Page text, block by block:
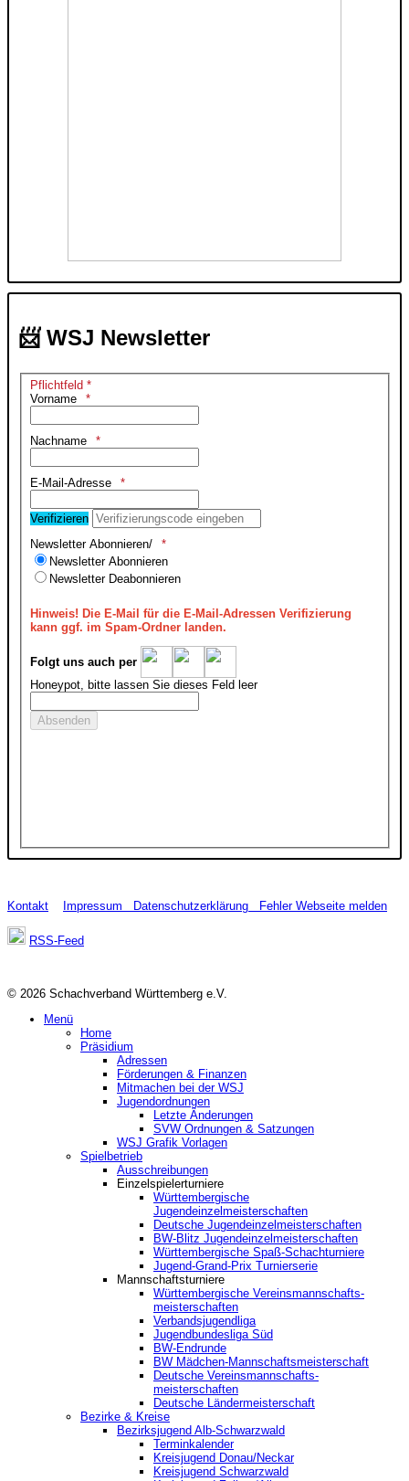
📨 WSJ Newsletter
Pflichtfeld *
Vorname
Nachname
E-Mail-Adresse
Verifizieren
Newsletter Abonnieren/
Newsletter Abonnieren
Newsletter Deabonnieren
Hinweis! Die E-Mail für die E-Mail-Adressen Verifizierung
kann ggf. im Spam-Ordner landen.
Folgt uns auch per
Honeypot, bitte lassen Sie dieses Feld leer
Kontakt Impressum Datenschutzerklärung Fehler Webseite melden
RSS-Feed
© 2026 Schachverband Württemberg e.V.
Menü
Home
Präsidium
Adressen
Förderungen & Finanzen
Mitmachen bei der WSJ
Jugendordnungen
Letzte Änderungen
SVW Ordnungen & Satzungen
WSJ Grafik Vorlagen
Spielbetrieb
Ausschreibungen
Einzelspielerturniere
Württembergische
Jugendeinzelmeisterschaften
Deutsche Jugendeinzelmeisterschaften
BW-Blitz Jugendeinzelmeisterschaften
Württembergische Spaß-Schachturniere
Jugend-Grand-Prix Turnierserie
Mannschaftsturniere
Württembergische Vereinsmannschafts-
meisterschaften
Verbandsjugendliga
Jugendbundesliga Süd
BW-Endrunde
BW Mädchen-Mannschaftsmeisterschaft
Deutsche Vereinsmannschafts-
meisterschaften
Deutsche Ländermeisterschaft
Bezirke & Kreise
Bezirksjugend Alb-Schwarzwald
Terminkalender
Kreisjugend Donau/Neckar
Kreisjugend Schwarzwald